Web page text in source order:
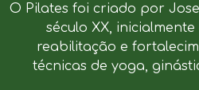
O Pilates foi criado por
século XX,
reabilitação e
técnicas de yoga,